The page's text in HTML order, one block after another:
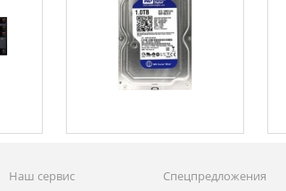
Наш сервис
Спецпредложения